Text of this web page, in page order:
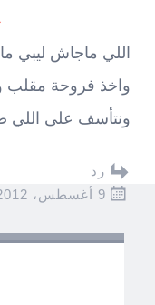
اللي ماجاش ليبي
واخذ فروحة مقلب
ونتأسف على اللي
رد
9 أغسطس، 2012 AT 11:06